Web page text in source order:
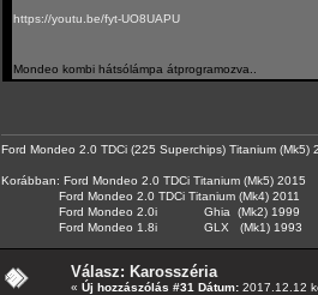
https://youtu.be/fyt-UO8UAPU
Mondeo kombi hátsólámpa átprogramozva..
Ford Mondeo 2.0 TDCi (225 Superchips) Titanium (Mk5)
Korábban: Ford Mondeo 2.0 TDCi Titanium (Mk5) 2015
Ford Mondeo 2.0 TDCi Titanium (Mk4) 2011
Ford Mondeo 2.0i Ghia (Mk2) 1999
Ford Mondeo 1.8i GLX (Mk1) 1993
Válasz: Karosszéria
« Új hozzászólás #31 Dátum: 2017.12.12